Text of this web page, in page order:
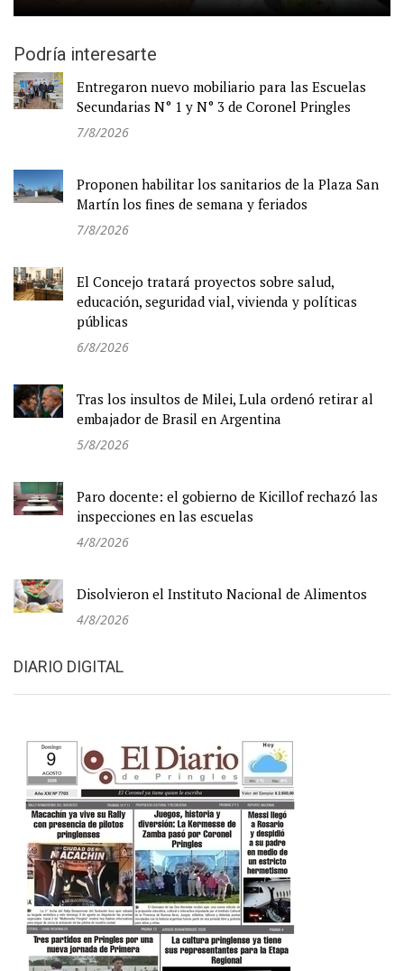
Podría interesarte
Entregaron nuevo mobiliario para las Escuelas
Secundarias N° 1 y N° 3 de Coronel Pringles
7/8/2026
Proponen habilitar los sanitarios de la Plaza San
Martín los fines de semana y feriados
7/8/2026
El Concejo tratará proyectos sobre salud,
educación, seguridad vial, vivienda y políticas
públicas
6/8/2026
Tras los insultos de Milei, Lula ordenó retirar al
embajador de Brasil en Argentina
5/8/2026
Paro docente: el gobierno de Kicillof rechazó las
inspecciones en las escuelas
4/8/2026
Disolvieron el Instituto Nacional de Alimentos
4/8/2026
DIARIO DIGITAL